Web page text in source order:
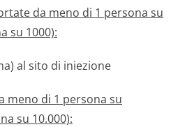
da meno di 1 persona su
su 1000):
al sito di iniezione
meno di 1 persona su
su 10.000):